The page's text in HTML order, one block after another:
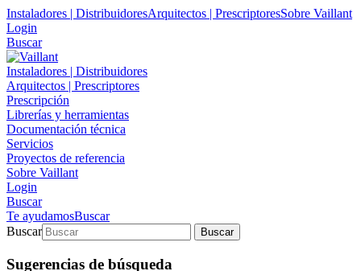
Instaladores | DistribuidoresArquitectos | PrescriptoresSobre Vaillant
Login
Buscar
Instaladores | Distribuidores
Arquitectos | Prescriptores
Prescripción
Librerías y herramientas
Documentación técnica
Servicios
Proyectos de referencia
Sobre Vaillant
Login
Buscar
Te ayudamosBuscar
Buscar
Buscar
Sugerencias de búsqueda